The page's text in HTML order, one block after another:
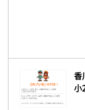
香
小